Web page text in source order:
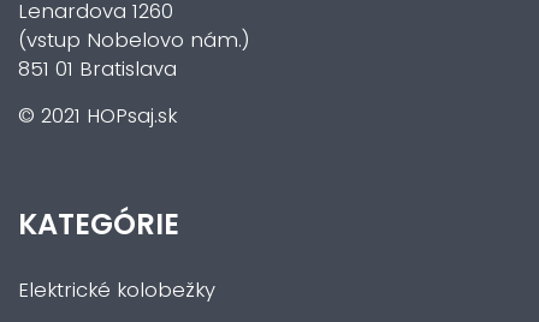
Lenardova 1260
(vstup Nobelovo nám.)
851 01 Bratislava
© 2021 HOPsaj.sk
KATEGÓRIE
Elektrické kolobežky